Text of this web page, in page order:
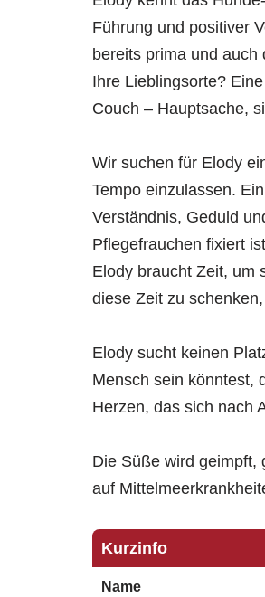
Führung und positiver
bereits prima und
Ihre Lieblingsorte?
Couch – Hauptsache,
Wir suchen für Elody
Tempo einzulassen.
Verständnis, Geduld
Pflegefrauchen fixiert
Elody braucht Zeit, um
diese Zeit zu
Elody sucht keinen
Mensch sein könntest,
Herzen, das sich nach
Die Süße wird geimpft,
auf
Kurzinfo
Name